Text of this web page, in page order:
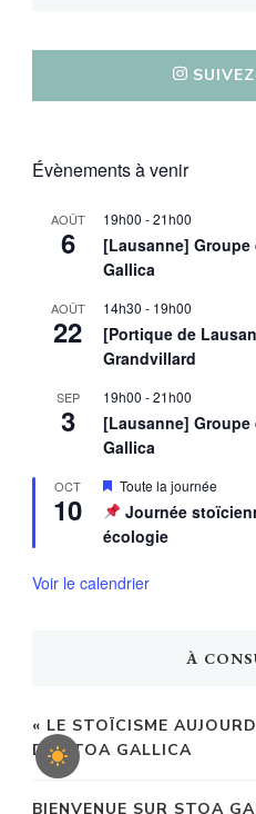
Évènements à venir
AOÛT
6
19h00 -21h00
[Lausanne]
Gallica
AOÛT
22
14h30 - 19h00
[Portique de
Grandvillard
SEP
3
19h00 -21h00
[Lausanne]
Gallica
OCT
10
Mis
en
avant
Toute la journée
Journée
écologie
Voir le calendrier
À
« LE STOÏCISME
DE STOA GALLICA
BIENVENUE SUR STOA